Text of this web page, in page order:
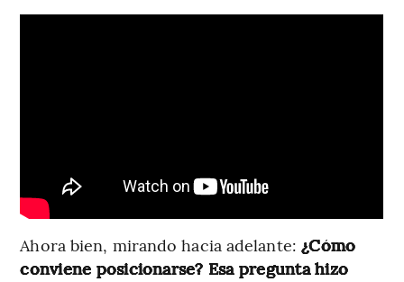
Ahora bien, mirando hacia adelante: ¿Cómo
conviene posicionarse? Esa pregunta hizo